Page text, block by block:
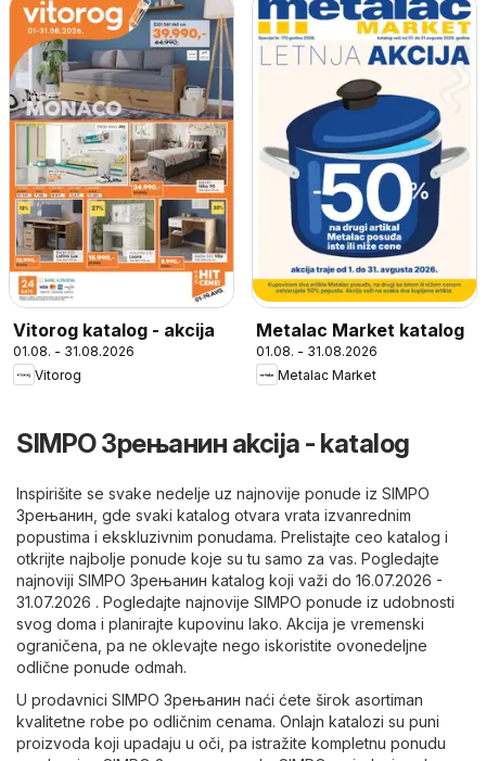
Vitorog katalog - akcija
01.08. - 31.08.2026
Vitorog
Metalac Market katalog
01.08. - 31.08.2026
Metalac Market
SIMPO Зрењанин akcija - katalog
Inspirišite se svake nedelje uz najnovije ponude iz SIMPO
Зрењанин, gde svaki katalog otvara vrata izvanrednim
popustima i ekskluzivnim ponudama. Prelistajte ceo katalog i
otkrijte najbolje ponude koje su tu samo za vas. Pogledajte
najnoviji SIMPO Зрењанин katalog koji važi do 16.07.2026 -
31.07.2026 . Pogledajte najnovije SIMPO ponude iz udobnosti
svog doma i planirajte kupovinu lako. Akcija je vremenski
ograničena, pa ne oklevajte nego iskoristite ovonedeljne
odlične ponude odmah.
U prodavnici SIMPO Зрењанин naći ćete širok asortiman
kvalitetne robe po odličnim cenama. Onlajn katalozi su puni
proizvoda koji upadaju u oči, pa istražite kompletnu ponudu